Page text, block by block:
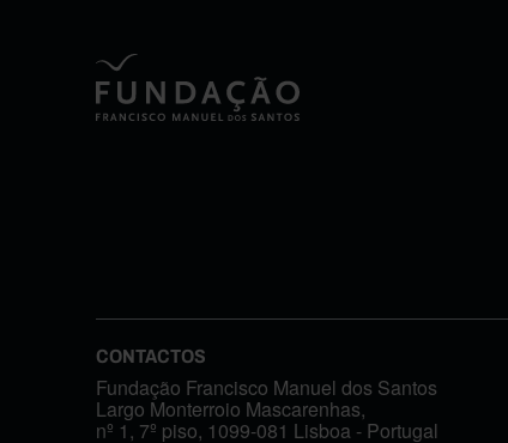
CONTACTOS
Fundação Francisco Manuel dos Santos
Largo Monterroio Mascarenhas,
nº 1, 7º piso, 1099-081 Lisboa - Portugal